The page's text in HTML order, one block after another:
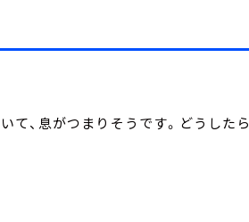
て、息がつまりそうです。どうしたら